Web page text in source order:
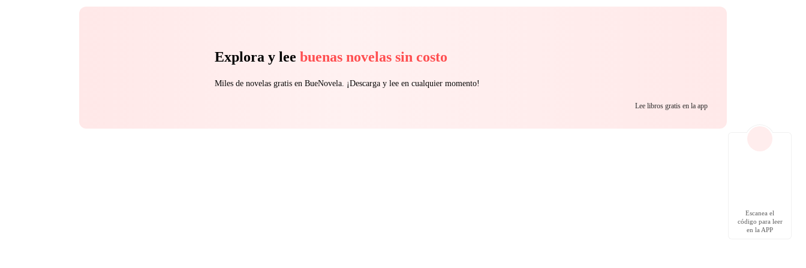
Explora y lee buenas novelas sin costo
Miles de novelas gratis en BueNovela. ¡Descarga y lee en cualquier momento!
Lee libros gratis en la app
Escanea el
código para leer
en la APP